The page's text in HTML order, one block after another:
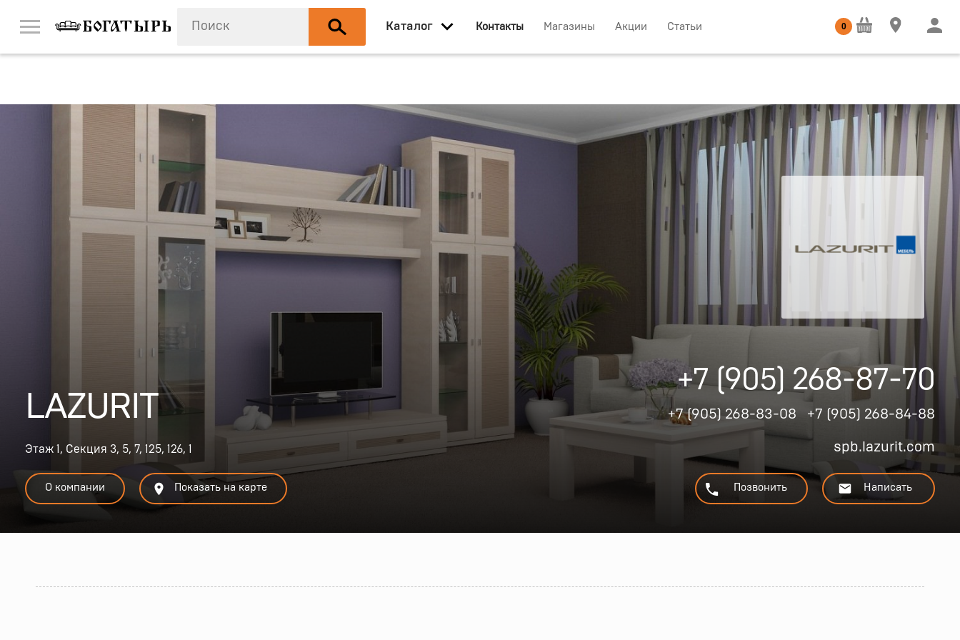
Каталог Контакты Магазины Акции Статьи 0
LAZURIT
Этаж 1, Секция 3, 5, 7, 125, 126, 1
О компании Показать на карте
+7 (905) 268-87-70
+7 (905) 268-84-88
+7 (905) 268-83-08
spb.lazurit.com
Написать
Позвонить